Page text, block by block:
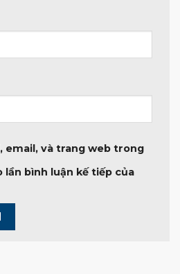
email, và trang web trong
bình luận kế tiếp của